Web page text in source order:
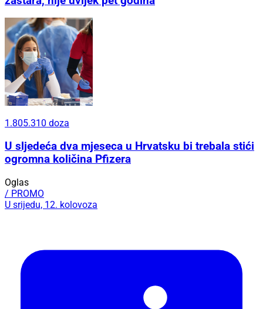
1.805.310 doza
U sljedeća dva mjeseca u Hrvatsku bi trebala stići
ogromna količina Pfizera
Oglas
/ PROMO
U srijedu, 12. kolovoza